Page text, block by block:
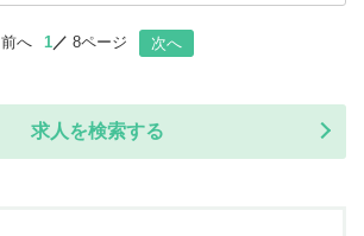
前へ 1 8ページ 次へ
求人を検索する